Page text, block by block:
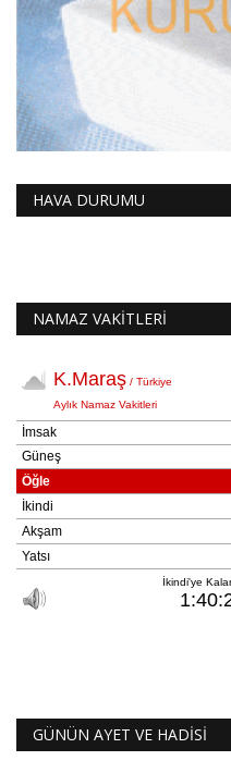
HAVA DURUMU
NAMAZ VAKİTLERİ
GÜNÜN AYET VE HADİSİ